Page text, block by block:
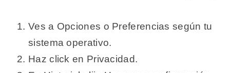
Ves a Opciones o Preferencias según tu
sistema operativo.
Haz click en Privacidad.